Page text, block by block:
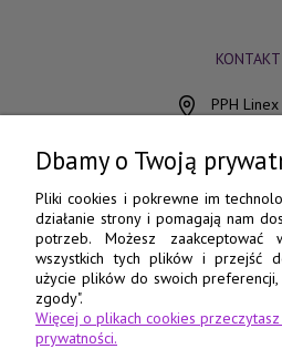
KONTAKT
PPH Linex
85-078
798 560
52 345
e-pasmanteria@e-
8:00 -
Dbamy o Twoją
Pliki cookies i pokrewne im
działanie strony i pomagają nam
potrzeb. Możesz zaakceptować
wszystkich tych plików i przejść
użycie plików do swoich
zgody".
Więcej o plikach cookies
prywatności.